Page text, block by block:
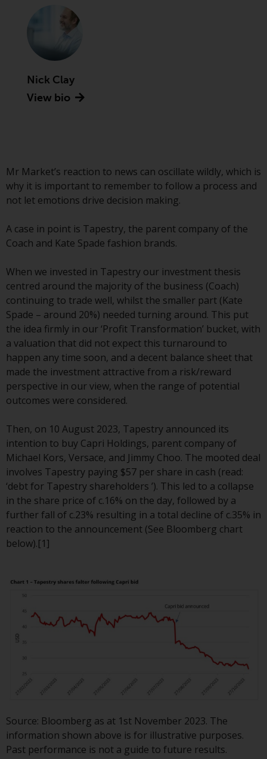
Authority und, im Fall von RWC
Asset Management LLP, von den
US Securities and Exchange
Commission zugelassen und
reguliert werden Exchange
Commission („SEC“); RWC Asset
Advisors (US) LLC, das bei der SEC
Fondsverwaltungsgesellschaft
lizenziert ist; Redwheel Australia
Pty Ltd ist ein australischer
Finanzdienstleistungslizenznehmer
bei der Australian Securities and
Investment Commission; und
Redwheel Europe
Fondsmæglerselskab A/S, die von
der dänischen
Finanzaufsichtsbehörde reguliert
wird.
Durch den Zugriff auf diese
Website erklären Sie, dass Sie die
folgenden
Geschäftsbedingungen, wie sie
von RWC Partners Limited („RWC“)
herausgegeben wurden, gelesen
und anerkannt haben und damit
einverstanden sind. Diese
Website kann Werbung
enthalten.
Zugang unterliegt lokalen
Beschränkungen
haben, richtet sich diese Website
Gerichtsbarkeit und Sie betreten
eine globale Website. Auf dieser
Website erwähnte Produkte oder
Dienstleistungen unterliegen
Anforderungen und sind
möglicherweise nicht in allen
dieser Website erwähnte
Produkte oder Dienstleistungen
werden auf der Grundlage
Nick Clay
View bio
Mr Market’s reaction to news can oscillate wildly, which is
why it is important to remember to follow a process and
not let emotions drive decision making.
A case in point is Tapestry, the parent company of the
Coach and Kate Spade fashion brands.
When we invested in Tapestry our investment thesis
centred around the majority of the business (Coach)
continuing to trade well, whilst the smaller part (Kate
Spade – around 20%) needed turning around. This put
the idea firmly in our ‘Profit Transformation’ bucket, with
a valuation that did not expect this turnaround to
happen any time soon, and a decent balance sheet that
made the investment attractive from a risk/reward
perspective in our view, when the range of potential
outcomes were considered.
Then, on 10 August 2023, Tapestry announced its
intention to buy Capri Holdings, parent company of
Michael Kors, Versace, and Jimmy Choo. The mooted deal
involves Tapestry paying $57 per share in cash (read:
‘debt for Tapestry shareholders ’). This led to a collapse
in the share price of c.16% on the day, followed by a
further fall of c.23% resulting in a total decline of c.35% in
reaction to the announcement (See Bloomberg chart
below).[1]
Source: Bloomberg as at 1st November 2023. The
information shown above is for illustrative purposes.
Past performance is not a guide to future results.